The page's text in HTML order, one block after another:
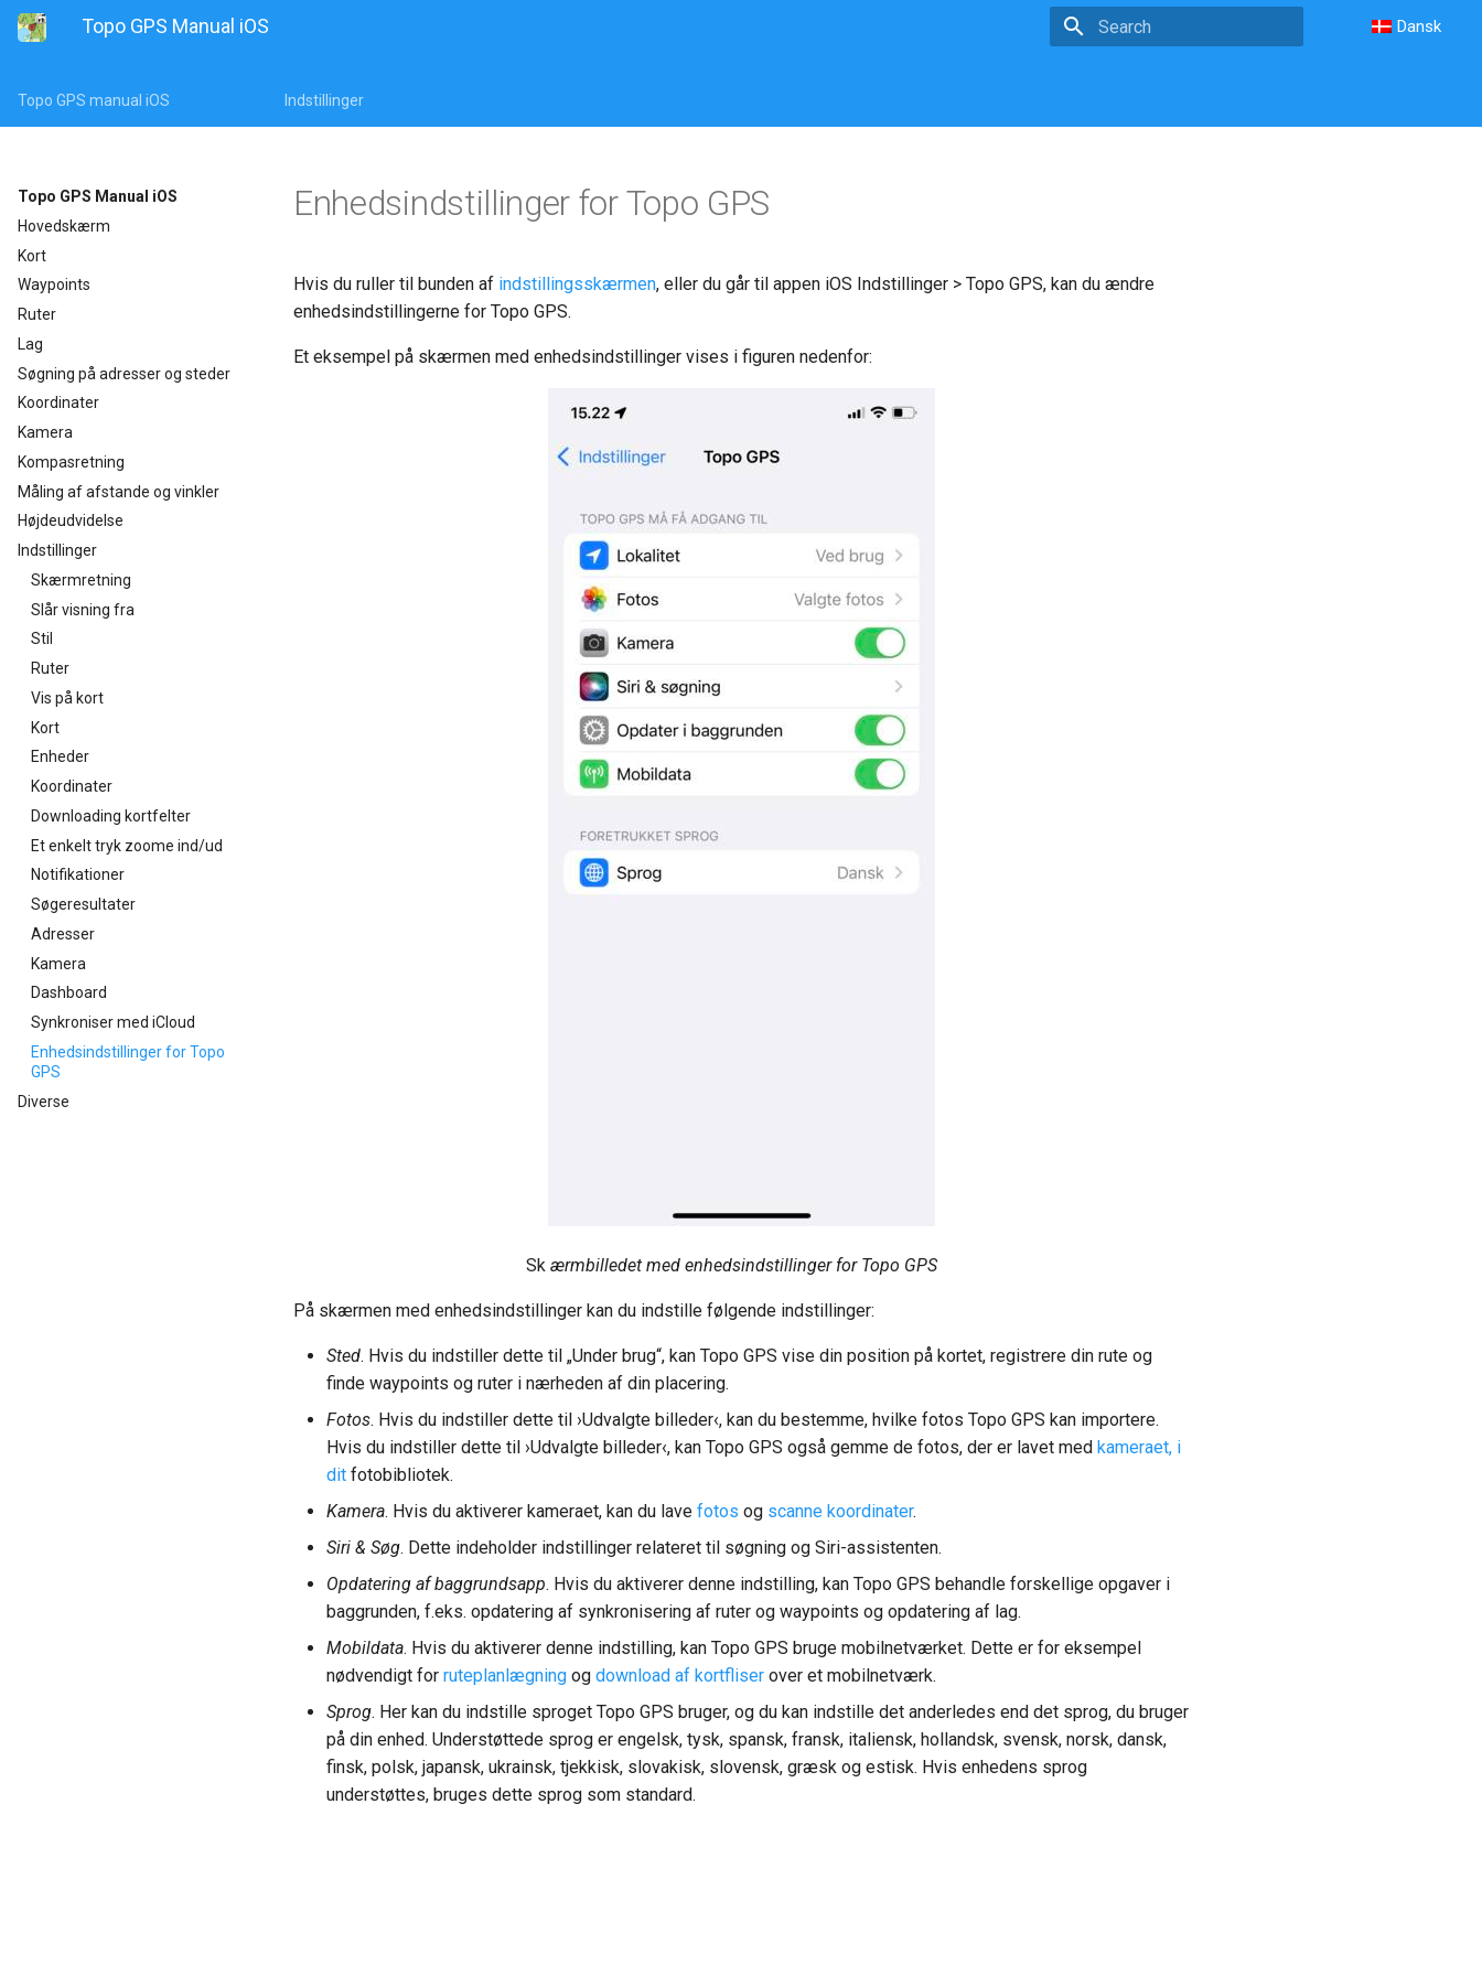
Topo GPS Manual iOS Dansk
Topo GPS manual iOS Indstillinger
Topo GPS Manual iOS
Hovedskærm
Kort
Waypoints
Ruter
Lag
Søgning på adresser og steder
Koordinater
Kamera
Kompasretning
Måling af afstande og vinkler
Højdeudvidelse
Indstillinger
Skærmretning
Slår visning fra
Stil
Ruter
Vis på kort
Kort
Enheder
Koordinater
Downloading kortfelter
Et enkelt tryk zoome ind/ud
Notifikationer
Søgeresultater
Adresser
Kamera
Dashboard
Synkroniser med iCloud
Enhedsindstillinger for Topo
GPS
Diverse
Enhedsindstillinger for Topo GPS
Hvis du ruller til bunden af indstillingsskærmen, eller du går til appen iOS Indstillinger > Topo GPS, kan du ændre
enhedsindstillingerne for Topo GPS.
Et eksempel på skærmen med enhedsindstillinger vises i figuren nedenfor:
Sk ærmbilledet med enhedsindstillinger for Topo GPS
På skærmen med enhedsindstillinger kan du indstille følgende indstillinger:
Sted. Hvis du indstiller dette til „Under brug“, kan Topo GPS vise din position på kortet, registrere din rute og
finde waypoints og ruter i nærheden af din placering.
Fotos. Hvis du indstiller dette til ›Udvalgte billeder‹, kan du bestemme, hvilke fotos Topo GPS kan importere.
Hvis du indstiller dette til ›Udvalgte billeder‹, kan Topo GPS også gemme de fotos, der er lavet med kameraet, i
dit fotobibliotek.
Kamera. Hvis du aktiverer kameraet, kan du lave fotos og scanne koordinater.
Siri & Søg. Dette indeholder indstillinger relateret til søgning og Siri-assistenten.
Opdatering af baggrundsapp. Hvis du aktiverer denne indstilling, kan Topo GPS behandle forskellige opgaver i
baggrunden, f.eks. opdatering af synkronisering af ruter og waypoints og opdatering af lag.
Mobildata. Hvis du aktiverer denne indstilling, kan Topo GPS bruge mobilnetværket. Dette er for eksempel
nødvendigt for ruteplanlægning og download af kortfliser over et mobilnetværk.
Sprog. Her kan du indstille sproget Topo GPS bruger, og du kan indstille det anderledes end det sprog, du bruger
på din enhed. Understøttede sprog er engelsk, tysk, spansk, fransk, italiensk, hollandsk, svensk, norsk, dansk,
finsk, polsk, japansk, ukrainsk, tjekkisk, slovakisk, slovensk, græsk og estisk. Hvis enhedens sprog
understøttes, bruges dette sprog som standard.